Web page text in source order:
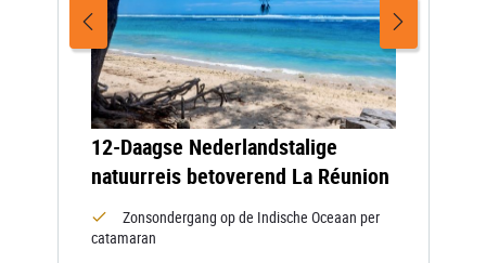
12-Daagse Nederlandstalige
natuurreis betoverend La Réunion
Zonsondergang op de Indische Oceaan per
catamaran